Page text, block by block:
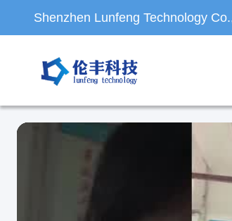
Shenzhen Lunfeng Technology